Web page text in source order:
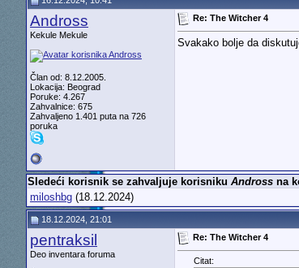
Andross
Kekule Mekule
Član od: 8.12.2005.
Lokacija: Beograd
Poruke: 4.267
Zahvalnice: 675
Zahvaljeno 1.401 puta na 726
poruka
Re: The Witcher 4
Svakako bolje da
Sledeći korisnik se zahvaljuje korisniku Androssna
miloshbg(18.12.2024)
18.12.2024, 21:01
pentraksil
Deo inventara foruma
Re: The Witcher 4
Citat: